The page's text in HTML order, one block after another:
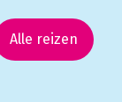
Alle reizen